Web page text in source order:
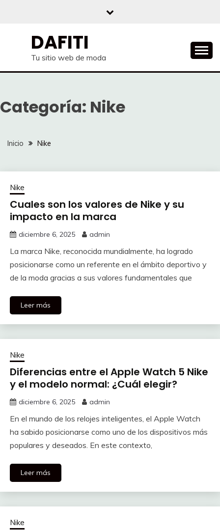
DAFITI
Tu sitio web de moda
Categoría: Nike
Inicio Nike
Nike
Cuales son los valores de Nike y su
impacto en la marca
diciembre 6, 2025 admin
La marca Nike, reconocida mundialmente, ha logrado
posicionarse como un referente en el ámbito deportivo y
de la moda gracias a sus valores fundamentales que
Leer más
Nike
Diferencias entre el Apple Watch 5 Nike
y el modelo normal: ¿Cuál elegir?
diciembre 6, 2025 admin
En el mundo de los relojes inteligentes, el Apple Watch
ha sabido posicionarse como uno de los dispositivos más
populares y deseados. En este contexto,
Leer más
Nike